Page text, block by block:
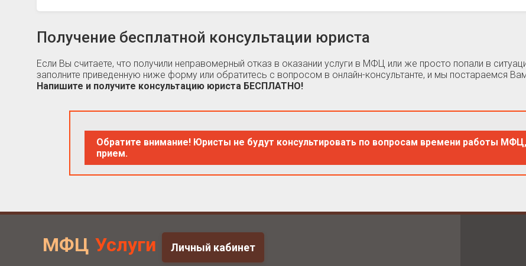
Получение бесплатной консультации юриста
Если Вы считаете, что получили неправомерный отказ в оказании услуги в МФЦ или же просто попали в
заполните приведенную ниже форму или обратитесь с вопросом в онлайн-консультанте, и мы постараемся
Напишите и получите консультацию юриста БЕСПЛАТНО!
Обратите внимание! Юристы не будут консультировать по вопросам времени работы
прием.
МФЦ Услуги Личный кабинет